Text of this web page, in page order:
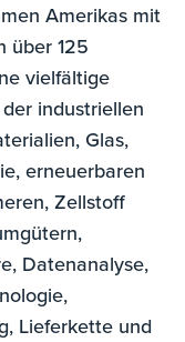
Amerikas mit
über 125
vielfältige
industriellen
Glas,
erneuerbaren
Zellstoff
Datenanalyse,
Lieferkette und